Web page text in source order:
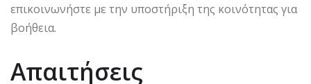
επικοινωνήστε με την υποστήριξη της κοινότητας για
βοήθεια.
Απαιτήσεις